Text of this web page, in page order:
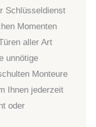
Schlüsseldienst
Momenten
aller Art
unnötige
Monteure
Ihnen jederzeit
oder